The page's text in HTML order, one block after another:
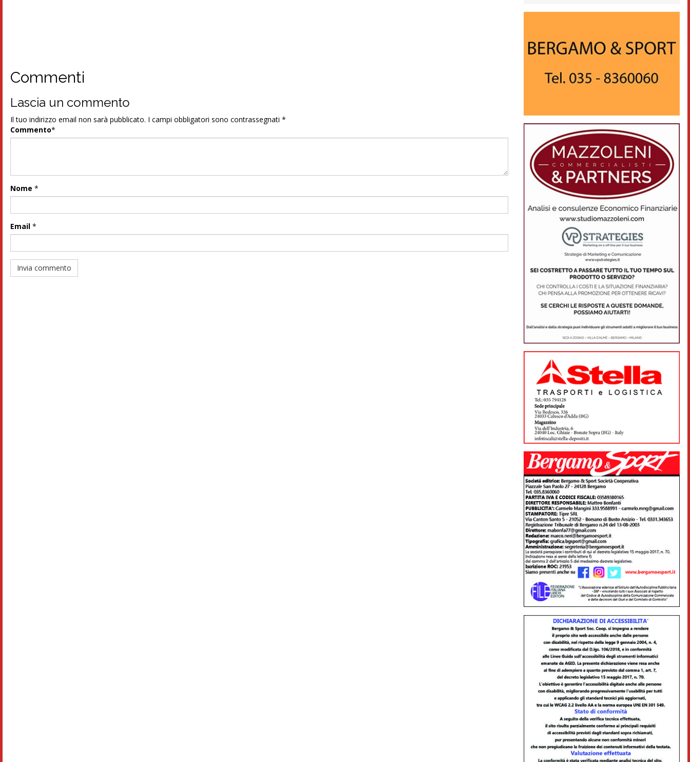
Commenti
Lascia un commento
Il tuo indirizzo email non sarà pubblicato. I campi obbligatori sono contrassegnati*
Commento*
Nome *
Email *